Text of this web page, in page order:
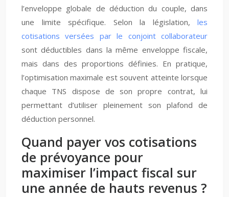
l’enveloppe globale de déduction du couple, dans
une limite spécifique. Selon la législation, les
cotisations versées par le conjoint collaborateur
sont déductibles dans la même enveloppe fiscale,
mais dans des proportions définies. En pratique,
l’optimisation maximale est souvent atteinte lorsque
chaque TNS dispose de son propre contrat, lui
permettant d’utiliser pleinement son plafond de
déduction personnel.
Quand payer vos cotisations
de prévoyance pour
maximiser l’impact fiscal sur
une année de hauts revenus ?